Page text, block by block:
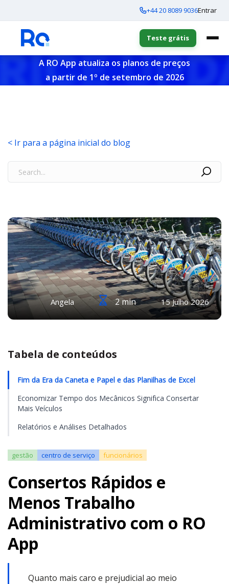
+44 20 8089 9036Entrar
Teste grátis
A RO App atualiza os planos de preços
a partir de 1º de setembro de 2026
< Ir para a página inicial do blog
Angela 2 min 15 Julho 2026
Tabela de conteúdos
Fim da Era da Caneta e Papel e das Planilhas de Excel
Economizar Tempo dos Mecânicos Significa Consertar
Mais Veículos
Relatórios e Análises Detalhados
gestão centro de serviço funcionários
Consertos Rápidos e
Menos Trabalho
Administrativo com o RO
App
Quanto mais caro e prejudicial ao meio